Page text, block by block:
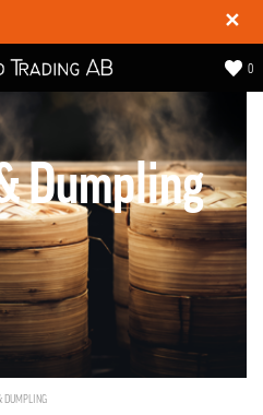
✕
0
Dumpling
DUMPLING